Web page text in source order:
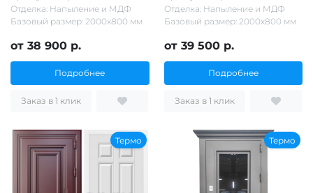
Отделка: Напыление и МДФ
Базовый размер: 2000х800 мм
от 38 900 р.
Подробнее
Заказ в 1 клик
Отделка: Напыление и МДФ
Базовый размер: 2000х800 мм
от 39 500 р.
Подробнее
Заказ в 1 клик
Термо Термо